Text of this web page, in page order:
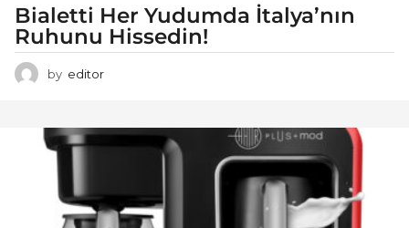
Bialetti Her Yudumda İtalya’nın
Ruhunu Hissedin!
by editor